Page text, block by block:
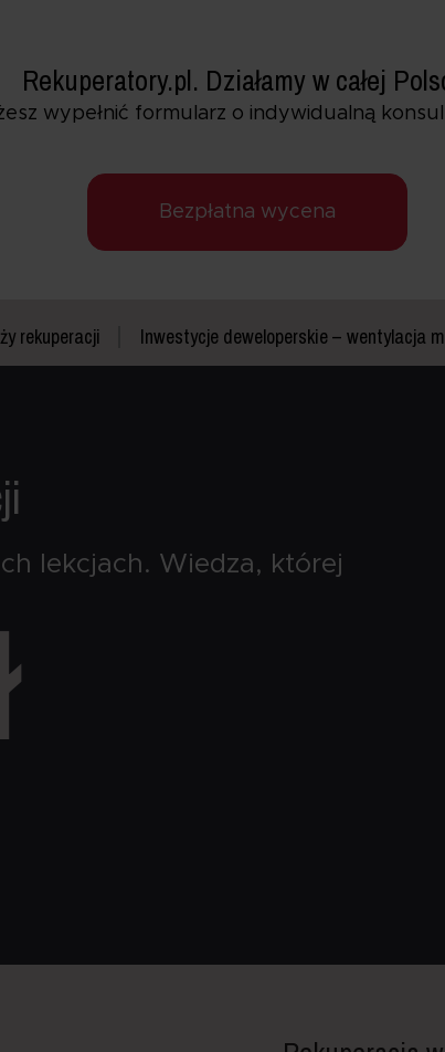
Rekuperatory.pl. Działamy w całej
wypełnić formularz o indywidualną
Bezpłatna wycena
rekuperacji Inwestycje deweloperskie – wentylacja
lekcjach. Wiedza, której